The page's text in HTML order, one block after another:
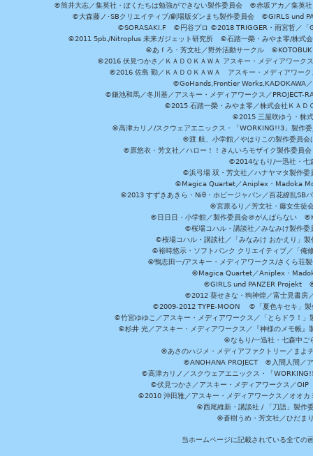
©筒井大志／集英社・ぼくたちは勉強ができない製作委員会 ©赤坂アカ／集英
©大森藤ノ･SBクリエイティブ/劇場版ダンまち製作委員会 ©GIRLS und
©SORASAKI.F ©円谷プロ ©2018 TRIGGER・雨宮哲／
©2011 5pb./Nitroplus 未来ガジェット研究所 ©石踏一榮・みやま零/株式
©あｆろ・芳文社／野外活動サークル
©2016 伏見つかさ／ＫＡＤＯＫＡＷＡ アスキー・メディアワー
©2016 佐島 勤／ＫＡＤＯＫＡＷＡ アスキー・メディアワ
©GoHands,Frontier Works,KADOKAWA
©鎌池和馬／冬川基／アスキー・メディアワークス／
©2015 石踏一榮・みやま零／株式会社ＫＡＤ
©2015 三屋咲ゆう・株
©高津カリノ/スクウェアエニックス・「WORKING!!3」製作
©渡 航、小学館／やはりこの製作委員
©原悠衣・芳文社／ハロー！！きんいろモザイク製作委員
©2014なもり/一迅社・
©浜弓場 双・芳文社／ハナヤマタ製作
©Magica Quartet／Aniplex・Madoka
©2013 すずきあきら・Niθ・ホビージャパン／百花繚乱
©宮原るり／芳文社・藤女生徒
©日日日・小学館／製作委員会＠がんばらない
©桜場コハル・講談社／みなみけ製作
©桜場コハル・講談社／「みなみけ おかえり」
©裕時悠示・ソフトバンク クリエイティブ／「
©鴨志田一/アスキー・メディアワークス/さく
©Magica Quartet／Aniplex・
©GIRLS und PANZER Projekt ©
©2012 葵せきな・狗神煌／富士見書
©2009-2012 TYPE-MOON ©「夏色キセキ」製
©竹宮ゆゆこ／アスキー・メディアワークス／「とらドラ！
©杉井 光／アスキー・メディアワークス／『神様のメモ帳
©なもり/一迅社・七森中
©あさのハジメ・メディアファクトリー／ま
©ANOHANA PROJECT ©入間人間／ア
©高津カリノ／スクウェアエニックス・「
©伏見つかさ／アスキー・メディアワークス／
©2010 沖田雅／アスキー・メディアワークス／オオ
©西尾維新・講談社 / 「刀語」製作
©蒼樹うめ・芳文社／ひだま
当ホームページに記載されている全ての